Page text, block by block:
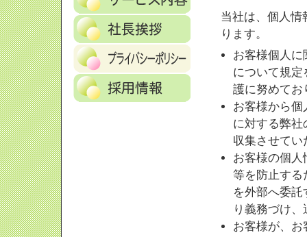
当社は、個人情
ります。
お客様個人
について規
護に努めてお
お客様から
に対する弊
収集させてい
お客様の個
等を防止する
を外部へ委
り義務づけ
お客様が、